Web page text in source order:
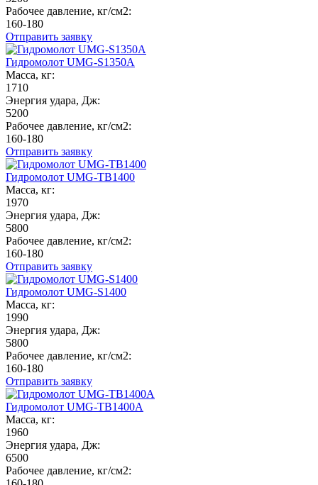
Рабочее давление, кг/см2:
160-180
Отправить заявку
Гидромолот UMG-S1350A
Масса, кг:
1710
Энергия удара, Дж:
5200
Рабочее давление, кг/см2:
160-180
Отправить заявку
Гидромолот UMG-TB1400
Масса, кг:
1970
Энергия удара, Дж:
5800
Рабочее давление, кг/см2:
160-180
Отправить заявку
Гидромолот UMG-S1400
Масса, кг:
1990
Энергия удара, Дж:
5800
Рабочее давление, кг/см2:
160-180
Отправить заявку
Гидромолот UMG-TB1400A
Масса, кг:
1960
Энергия удара, Дж:
6500
Рабочее давление, кг/см2: